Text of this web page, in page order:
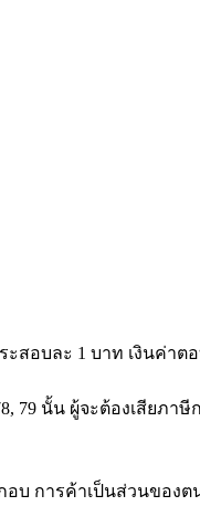
สอบละ 1 บาท เงินค่าต
79 นั้น ผู้จะต้องเสียภาษี
บ การค้าเป็นส่วนของต